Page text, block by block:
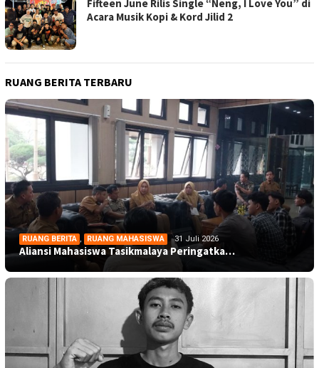
Fifteen June Rilis Single “Neng, I Love You” di
Acara Musik Kopi & Kord Jilid 2
RUANG BERITA TERBARU
RUANG BERITA , RUANG MAHASISWA 31 Juli 2026
Aliansi Mahasiswa Tasikmalaya Peringatka…